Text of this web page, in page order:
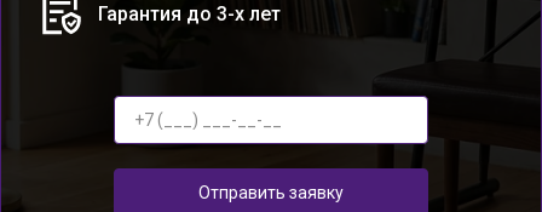
Гарантия до 3-х лет
Отправить заявку